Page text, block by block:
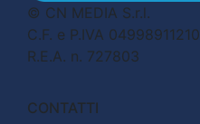
© CN MEDIA S.r.l.
C.F. e P.IVA 04998911210
R.E.A. n. 727803
CONTATTI